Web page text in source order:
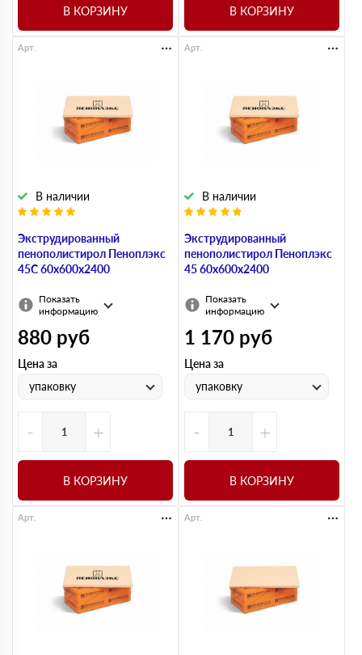
В КОРЗИНУ В КОРЗИНУ
Экструдированный
пенополистирол Пеноплэкс
45С 60х600х2400
В наличии
Арт.
Показать
информацию
880 руб
Цена за
упаковку
- +
В КОРЗИНУ
Экструдированный
пенополистирол Пеноплэкс
45 60х600х2400
В наличии
Арт.
Показать
информацию
1 170 руб
Цена за
упаковку
- +
В КОРЗИНУ
Арт. Арт.